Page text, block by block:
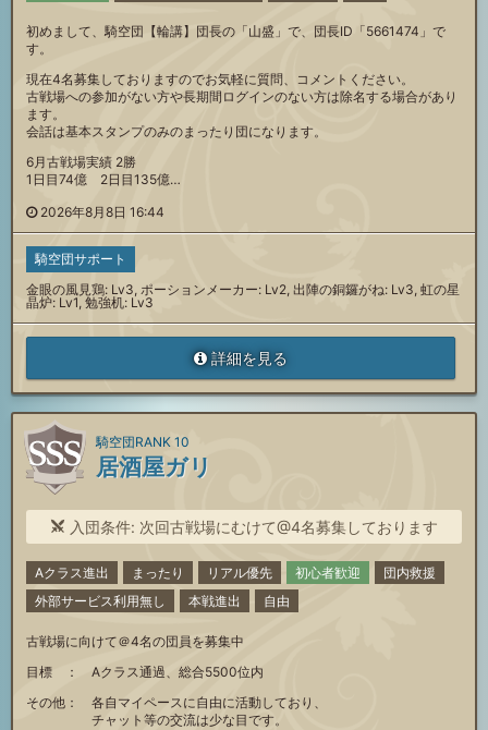
初めまして、騎空団【輪講】団長の「山盛」で、団長ID「5661474」で
す。
現在4名募集しておりますのでお気軽に質問、コメントください。
古戦場への参加がない方や長期間ログインのない方は除名する場合があり
ます。
会話は基本スタンプのみのまったり団になります。
6月古戦場実績 2勝
1日目74億 2日目135億…
2026年8月8日 16:44
騎空団サポート
金眼の風見鶏: Lv3, ポーションメーカー: Lv2, 出陣の銅鑼がね: Lv3, 虹の星
晶炉: Lv1, 勉強机: Lv3
詳細を見る
居酒屋ガリ
騎空団RANK 10
入団条件: 次回古戦場にむけて@4名募集しております
Aクラス進出 まったり リアル優先 初心者歓迎
団内救援
外部サービス利用無し
本戦進出 自由
古戦場に向けて＠4名の団員を募集中
目標 ： Aクラス通過、総合5500位内
その他： 各自マイペースに自由に活動しており、
チャット等の交流は少な目です。